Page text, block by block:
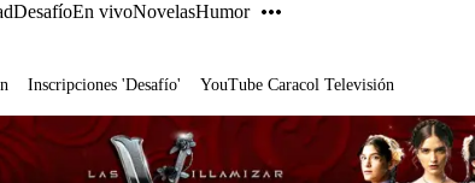
DesafíoEn vivoNovelasHumor
Inscripciones 'Desafío' YouTube Caracol Televisión